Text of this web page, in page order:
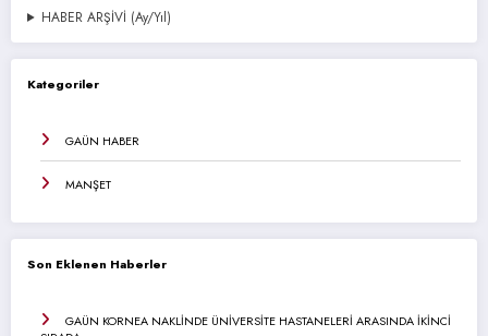
HABER ARŞİVİ (Ay/Yıl)
Kategoriler
GAÜN HABER
MANŞET
Son Eklenen Haberler
GAÜN KORNEA NAKLİNDE ÜNİVERSİTE HASTANELERİ ARASINDA İKİNCİ